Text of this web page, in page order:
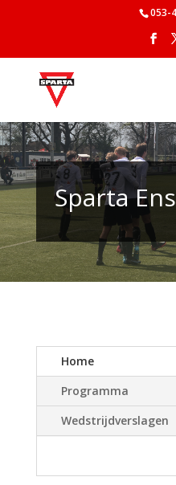
053-
Sparta
Home
Programma
Wedstrijdverslagen